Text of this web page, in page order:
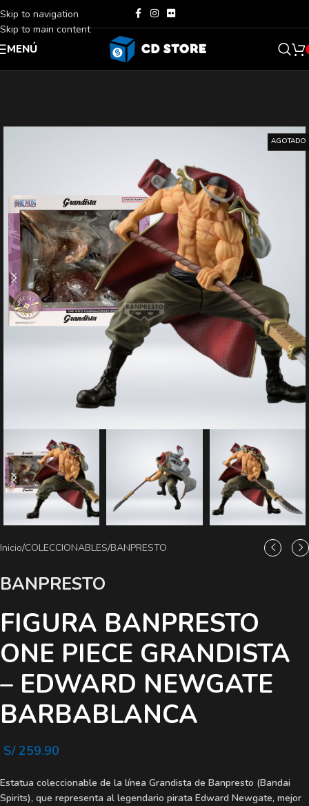
Skip to navigation
Skip to main content
MENÚ
AGOTADO
Inicio/COLECCIONABLES/BANPRESTO
BANPRESTO
FIGURA BANPRESTO
ONE PIECE GRANDISTA
– EDWARD NEWGATE
BARBABLANCA
S/259.90
Estatua coleccionable de la línea Grandista de Banpresto (Bandai
Spirits), que representa al legendario pirata Edward Newgate, mejor